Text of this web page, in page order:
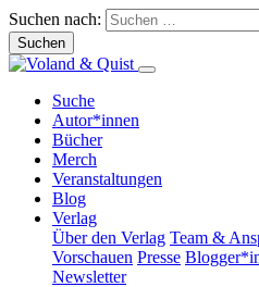
Suchen nach:
Suche
Autor*innen
Bücher
Merch
Veranstaltungen
Blog
Verlag
Über den Verlag Team &
Vorschauen Presse
Newsletter